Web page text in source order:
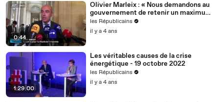
0:44
Olivier Marleix : « Nous demandons au
gouvernement de retenir un maximum
de nos propositions. »
les Républicains
il y a 4 ans
1:29:00
Les véritables causes de la crise
énergétique - 19 octobre 2022
les Républicains
il y a 4 ans